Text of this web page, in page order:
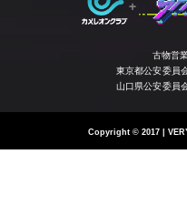
古物営
東京都公安委
山口県公安委
Copyright ©2017 |